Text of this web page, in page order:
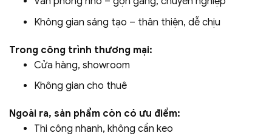
Không gian sáng tạo – thân thiện, dễ chịu
Trong công trình thương mại:
Cửa hàng, showroom
Không gian cho thuê
Ngoài ra, sản phẩm còn có ưu điểm:
Thi công nhanh, không cần keo